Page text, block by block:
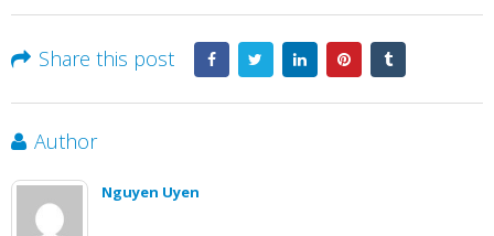
Share this post
Author
Nguyen Uyen